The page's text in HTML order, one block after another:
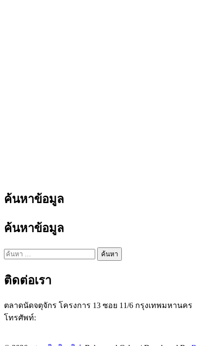
ค้นหาข้อมูล
ค้นหาข้อมูล
ค้นหา
ติดต่อเรา
ตลาดนัดจตุจักร โครงการ 13 ซอย 11/6 กรุงเทพมหานคร
โทรศัพท์: